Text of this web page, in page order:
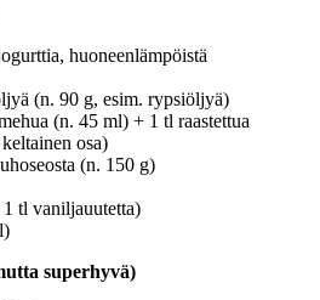
huoneenlämpöistä
(n. 90 g, esim. rypsiöljyä)
(n. 45 ml) + 1 tl raastettua
osa)
(n. 150 g)
tl vaniljauutetta)
superhyvä)